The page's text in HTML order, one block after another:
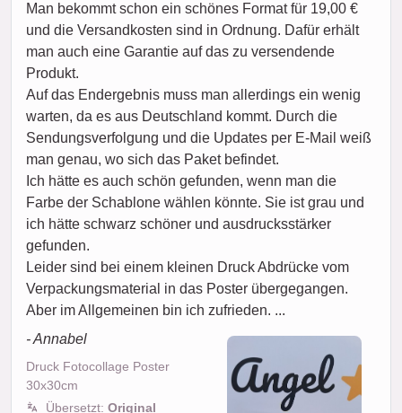
Man bekommt schon ein schönes Format für 19,00 €
und die Versandkosten sind in Ordnung. Dafür erhält
man auch eine Garantie auf das zu versendende
Produkt.
Auf das Endergebnis muss man allerdings ein wenig
warten, da es aus Deutschland kommt. Durch die
Sendungsverfolgung und die Updates per E-Mail weiß
man genau, wo sich das Paket befindet.
Ich hätte es auch schön gefunden, wenn man die
Farbe der Schablone wählen könnte. Sie ist grau und
ich hätte schwarz schöner und ausdrucksstärker
gefunden.
Leider sind bei einem kleinen Druck Abdrücke vom
Verpackungsmaterial in das Poster übergegangen.
Aber im Allgemeinen bin ich zufrieden. ...
- Annabel
Druck Fotocollage Poster
30x30cm
Übersetzt: Original